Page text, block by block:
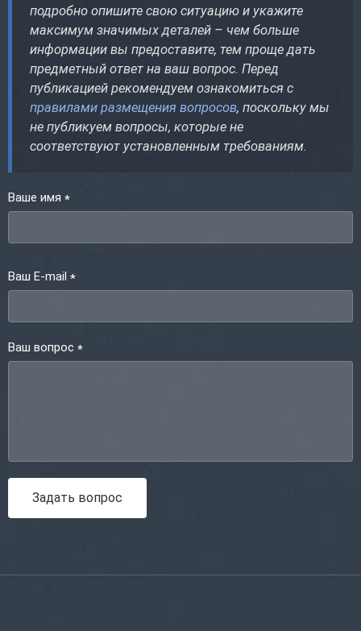
подробно опишите свою ситуацию и укажите
максимум значимых деталей – чем больше
информации вы предоставите, тем проще дать
предметный ответ на ваш вопрос. Перед
публикацией рекомендуем ознакомиться с
правилами размещения вопросов, поскольку мы
не публикуем вопросы, которые не
соответствуют установленным требованиям.
Ваше имя *
Ваш E-mail *
Ваш вопрос *
Задать вопрос